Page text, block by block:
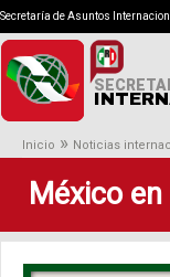
Secretaría de Asuntos
Inicio » Noticias
México